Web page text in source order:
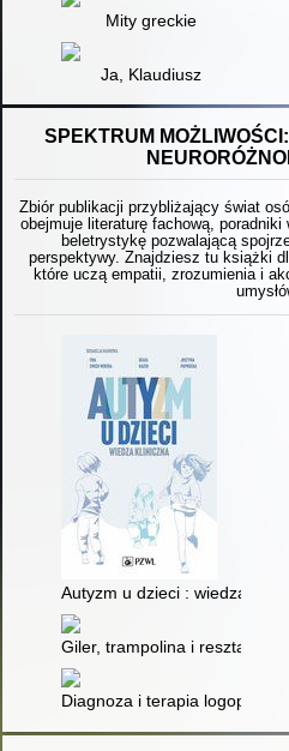
Mity greckie
Ja, Klaudiusz
SPEKTRUM
Zbiór publikacji przybliżający świat
obejmuje literaturę fachową,
beletrystykę pozwalającą
perspektywy. Znajdziesz tu książki
które uczą empatii, zrozumienia i
Autyzm u dzieci : wiedza
Giler, trampolina i reszta
Diagnoza i terapia